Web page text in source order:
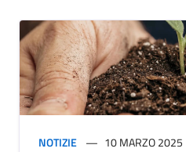
NOTIZIE 10 MARZO 2025